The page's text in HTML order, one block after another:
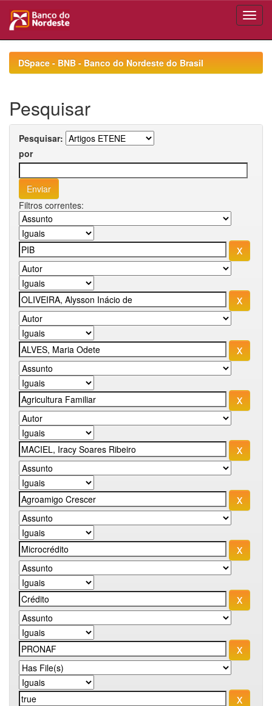
navigationDSpace - BNB - Banco do Nordeste do Brasil
Pesquisar
Pesquisar:
por
Filtros correntes: